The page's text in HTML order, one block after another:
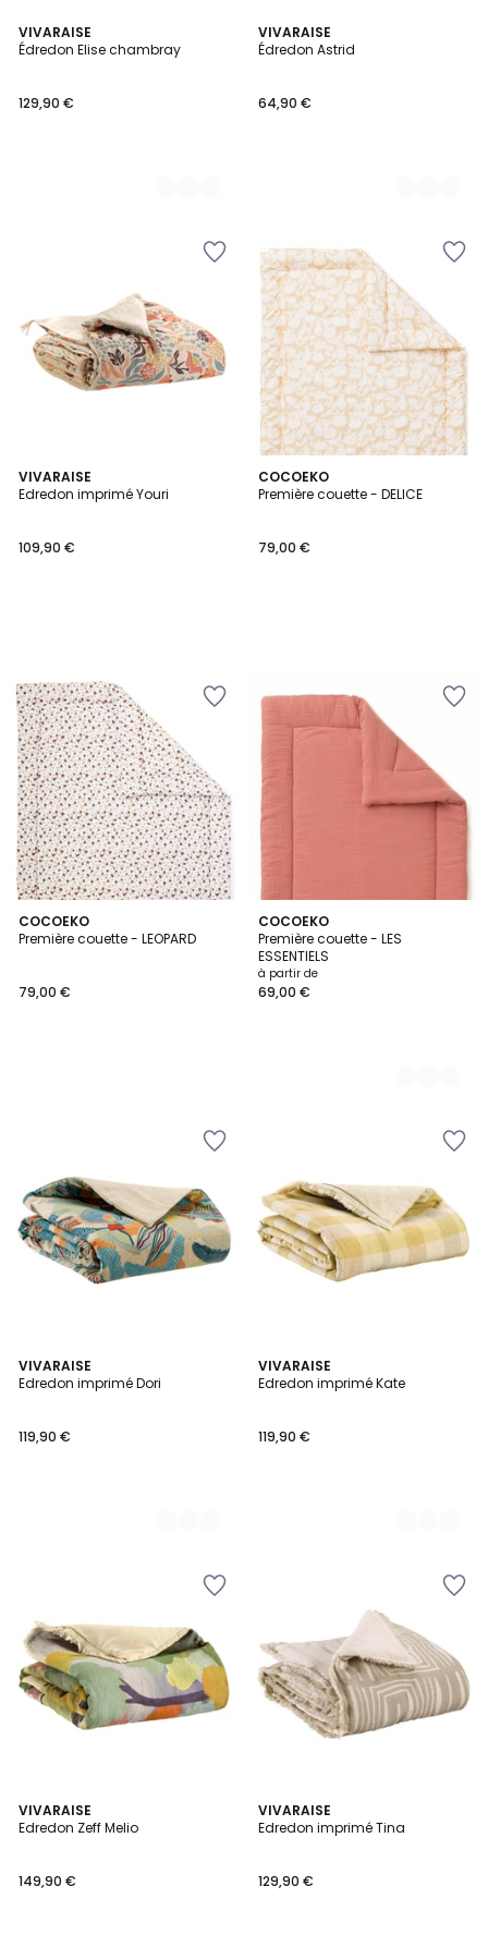
VIVARAISE
Édredon Elise chambray
129,90 €
5
Couleurs
VIVARAISE
Édredon Astrid
64,90 €
5
Couleurs
VIVARAISE
Edredon imprimé Youri
109,90 €
COCOEKO
Première couette - DELICE
79,00 €
COCOEKO
Première couette - LEOPARD
79,00 €
COCOEKO
Première couette - LES
ESSENTIELS
à partir de
69,00 €
2
Couleurs
VIVARAISE
Edredon imprimé Dori
119,90 €
2
Couleurs
VIVARAISE
Edredon imprimé Kate
119,90 €
4
Couleurs
VIVARAISE
Edredon Zeff Melio
149,90 €
VIVARAISE
Edredon imprimé Tina
129,90 €